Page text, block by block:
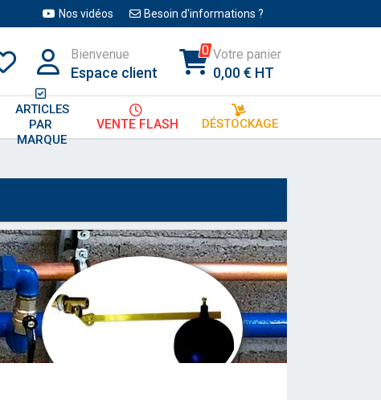
Nos vidéos Besoin d'informations ?
ARTICLES
PAR
MARQUE
VENTE FLASH DÉSTOCKAGE
Bienvenue
Espace client
0 Votre panier
0,00 € HT